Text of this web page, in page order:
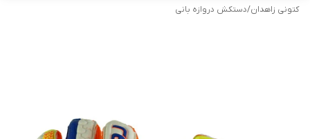
کتونی زاهدان/دستکش دروازه بانی